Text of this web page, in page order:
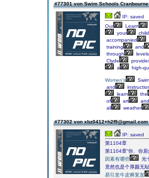
#77301 von Swim Schools
IP: saved
Our
Learn
your
accompanied
training
and
through
levels
Clyde
a
high-
Women's
and
learn
the
of
art
and
all
weather
#77302 von xbz0412+h2f9@gmail.com
IP: saved
第1104章
第1104章“你、你
因素有哪些
光
竟然也是个厚颜无
易引发牛皮癣复发